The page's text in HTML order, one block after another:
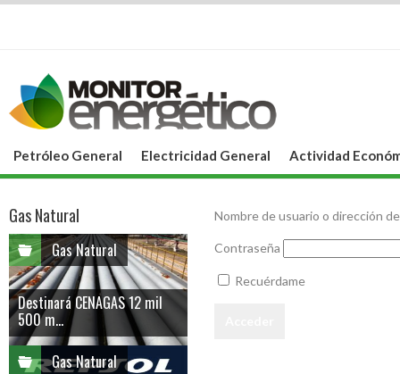
Petróleo General Electricidad General Actividad
Nombre de usuario o dirección
Contraseña
Recuérdame
Gas Natural
Gas Natural
Destinará CENAGAS 12 mil
500 m...
Gas Natural